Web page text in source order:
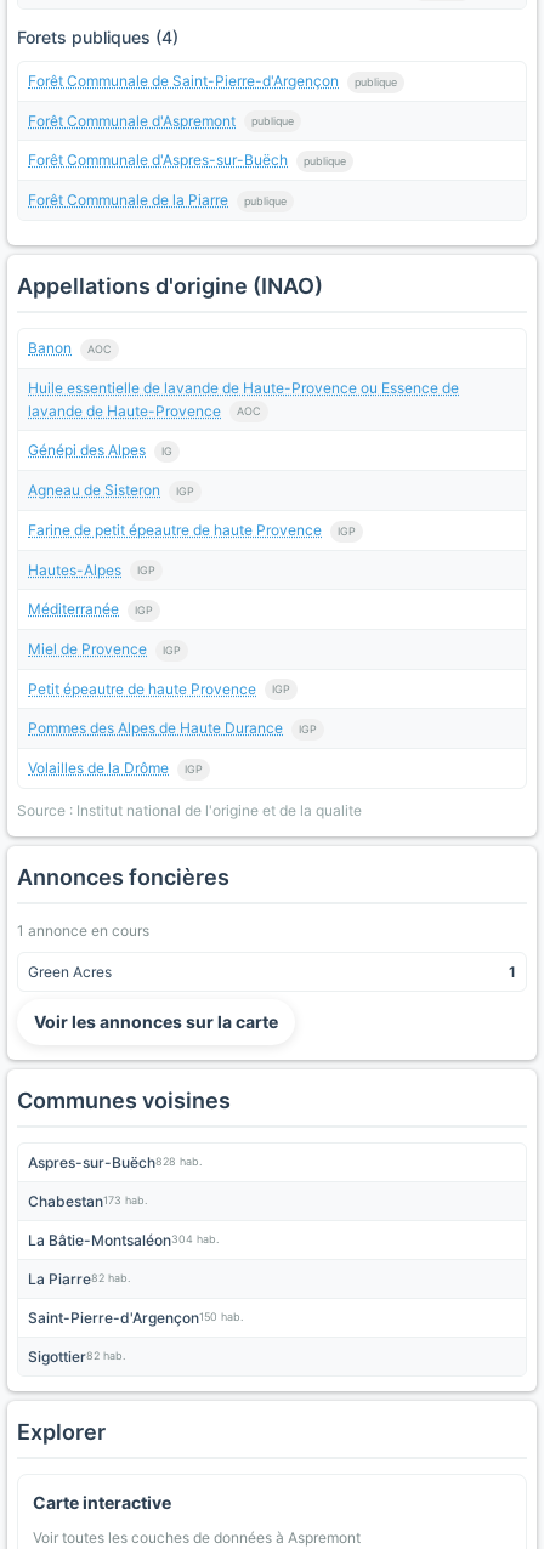
Forets publiques (4)
Forêt Communale de Saint-Pierre-d'Argençon publique
Forêt Communale d'Aspremont publique
Forêt Communale d'Aspres-sur-Buëch publique
Forêt Communale de la Piarre publique
Appellations d'origine (INAO)
Banon AOC
Huile essentielle de lavande de Haute-Provence ou Essence de
lavande de Haute-Provence
AOC
Génépi des Alpes IG
Agneau de Sisteron IGP
Farine de petit épeautre de haute Provence IGP
Hautes-Alpes IGP
Méditerranée IGP
Miel de Provence IGP
Petit épeautre de haute Provence IGP
Pommes des Alpes de Haute Durance IGP
Volailles de la Drôme IGP
Source : Institut national de l'origine et de la qualite
Annonces foncières
1 annonce en cours
Green Acres 1
Voir les annonces sur la carte
Communes voisines
Aspres-sur-Buëch828 hab.
Chabestan173 hab.
La Bâtie-Montsaléon304 hab.
La Piarre82 hab.
Saint-Pierre-d'Argençon150 hab.
Sigottier82 hab.
Explorer
Carte interactive
Voir toutes les couches de données à Aspremont